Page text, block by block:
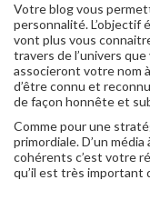
Votre blog vous
personnalité. L’objectif
vont plus vous
travers de l’univers
associeront votre nom
d’être connu et
de façon honnête et
Comme pour une
primordiale. D’un
cohérents c’est votre
qu’il est très